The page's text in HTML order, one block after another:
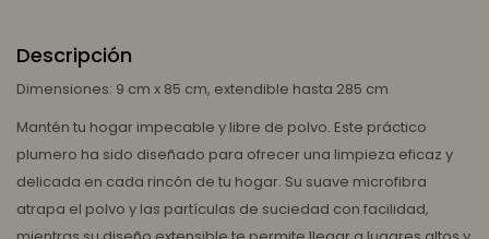
Descripción
Dimensiones: 9 cm x 85 cm, extendible hasta 285 cm
Mantén tu hogar impecable y libre de polvo. Este práctico
plumero ha sido diseñado para ofrecer una limpieza eficaz y
delicada en cada rincón de tu hogar. Su suave microfibra
atrapa el polvo y las partículas de suciedad con facilidad,